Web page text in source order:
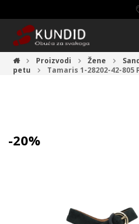
Proizvodi Žene
petu
Tamaris 1-28202-42-805
-20%